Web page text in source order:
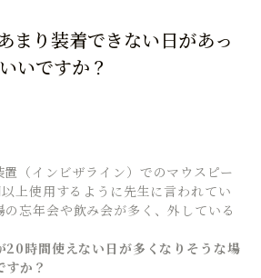
まり装着できない日があっ
いですか？
（インビザライン）でのマウスピー
上使用するように先生に言われてい
の忘年会や飲み会が多く、外している
20時間使えない日が多くなりそうな場
か？